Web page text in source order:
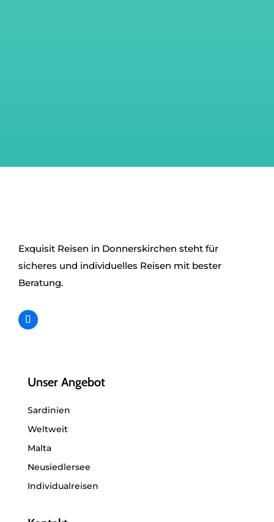
Exquisit Reisen in Donnerskirchen steht für
sicheres und individuelles Reisen mit bester
Beratung.
Unser Angebot
Sardinien
Weltweit
Malta
Neusiedlersee
Individualreisen